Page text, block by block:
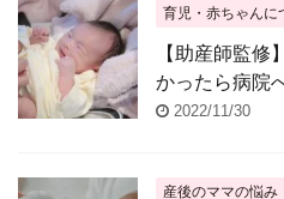
育児・赤ちゃんに
【助産師監修
かったら病院
2022/11/30
産後のママの悩み